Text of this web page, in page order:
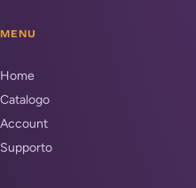
MENU
Home
Catalogo
Account
Supporto